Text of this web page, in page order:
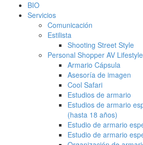
BIO
Servicios
Comunicación
Estilista
Shooting Street Style
Personal Shopper AV Lifestyle
Armario Cápsula
Asesoría de imagen
Cool Safari
Estudios de armario
Estudios de armario
(hasta 18 años)
Estudio de armario
Estudio de armario